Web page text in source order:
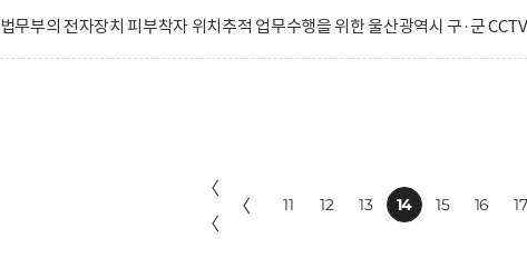
법무부의 전자장치 피부착자 위치추적 업무수행을 위한 울산광역시 구·군
〈
〈
〈 11 12 13 14 15 16 17